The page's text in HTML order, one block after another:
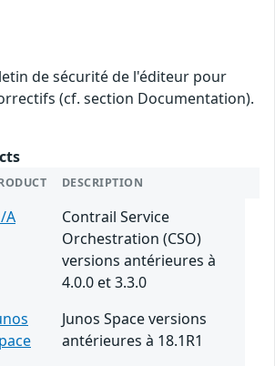
de sécurité de l'éditeur pour
(cf. section Documentation).
DESCRIPTION
A
Contrail Service
Orchestration (CSO)
versions antérieures à
4.0.0 et 3.3.0
Junos Space versions
antérieures à 18.1R1